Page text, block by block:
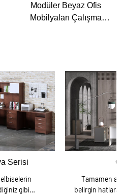
Modüler Beyaz Ofis
Mobilyaları Çalışma
Tamamen ahşaptan
belirgin hatlara sahip bir